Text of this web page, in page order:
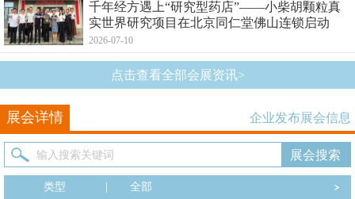
千年经方遇上“研究型药店”——小柴胡颗粒真
实世界研究项目在北京同仁堂佛山连锁启动
2026-07-10
点击查看全部会展资讯>
展会详情 企业发布展会信息
类型
全部